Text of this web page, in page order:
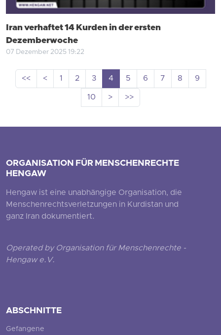
Iran verhaftet 14 Kurden in der ersten
Dezemberwoche
07 Dezember 2025 19:22
<< < 1 2 3 4 5 6 7 8
9
10
> >>
ORGANISATION FÜR MENSCHENRECHTE
HENGAW
Hengaw ist eine unabhängige Organisation, die
Menschenrechtsverletzungen in Kurdistan und
ganz Iran dokumentiert.
Operated by Organisation für Menschenrechte -
Hengaw e.V.
ABSCHNITTE
Gefangene